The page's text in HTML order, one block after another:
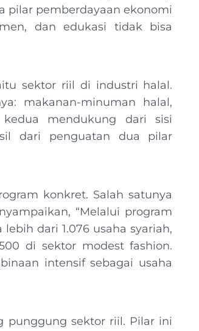
pilar pemberdayaan ekonomi
dan edukasi tidak bisa
sektor riil di industri halal.
makanan-minuman halal,
mendukung dari sisi
dari penguatan dua pilar
konkret. Salah satunya
“Melalui program
dari 1.076 usaha syariah,
di sektor modest fashion.
intensif sebagai usaha
punggung sektor riil. Pilar ini